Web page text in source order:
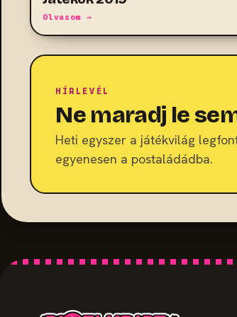
Olvasom →
HÍRLEVÉL
Ne maradj le
Heti egyszer a játékvilág
egyenesen a postaládádba.